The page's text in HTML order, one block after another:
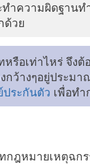
ำความผิดฐานท
ด้วย
รือเท่าไหร่ จึงต้
กว้างๆอยู่ประม
ระกันตัว เพื่อทำ
กฎหมายเหตุฉก